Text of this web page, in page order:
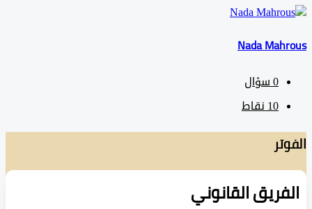
Nada
سؤال
نقاط
القانوني